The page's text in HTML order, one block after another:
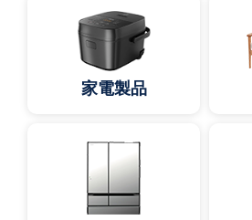
家電製品